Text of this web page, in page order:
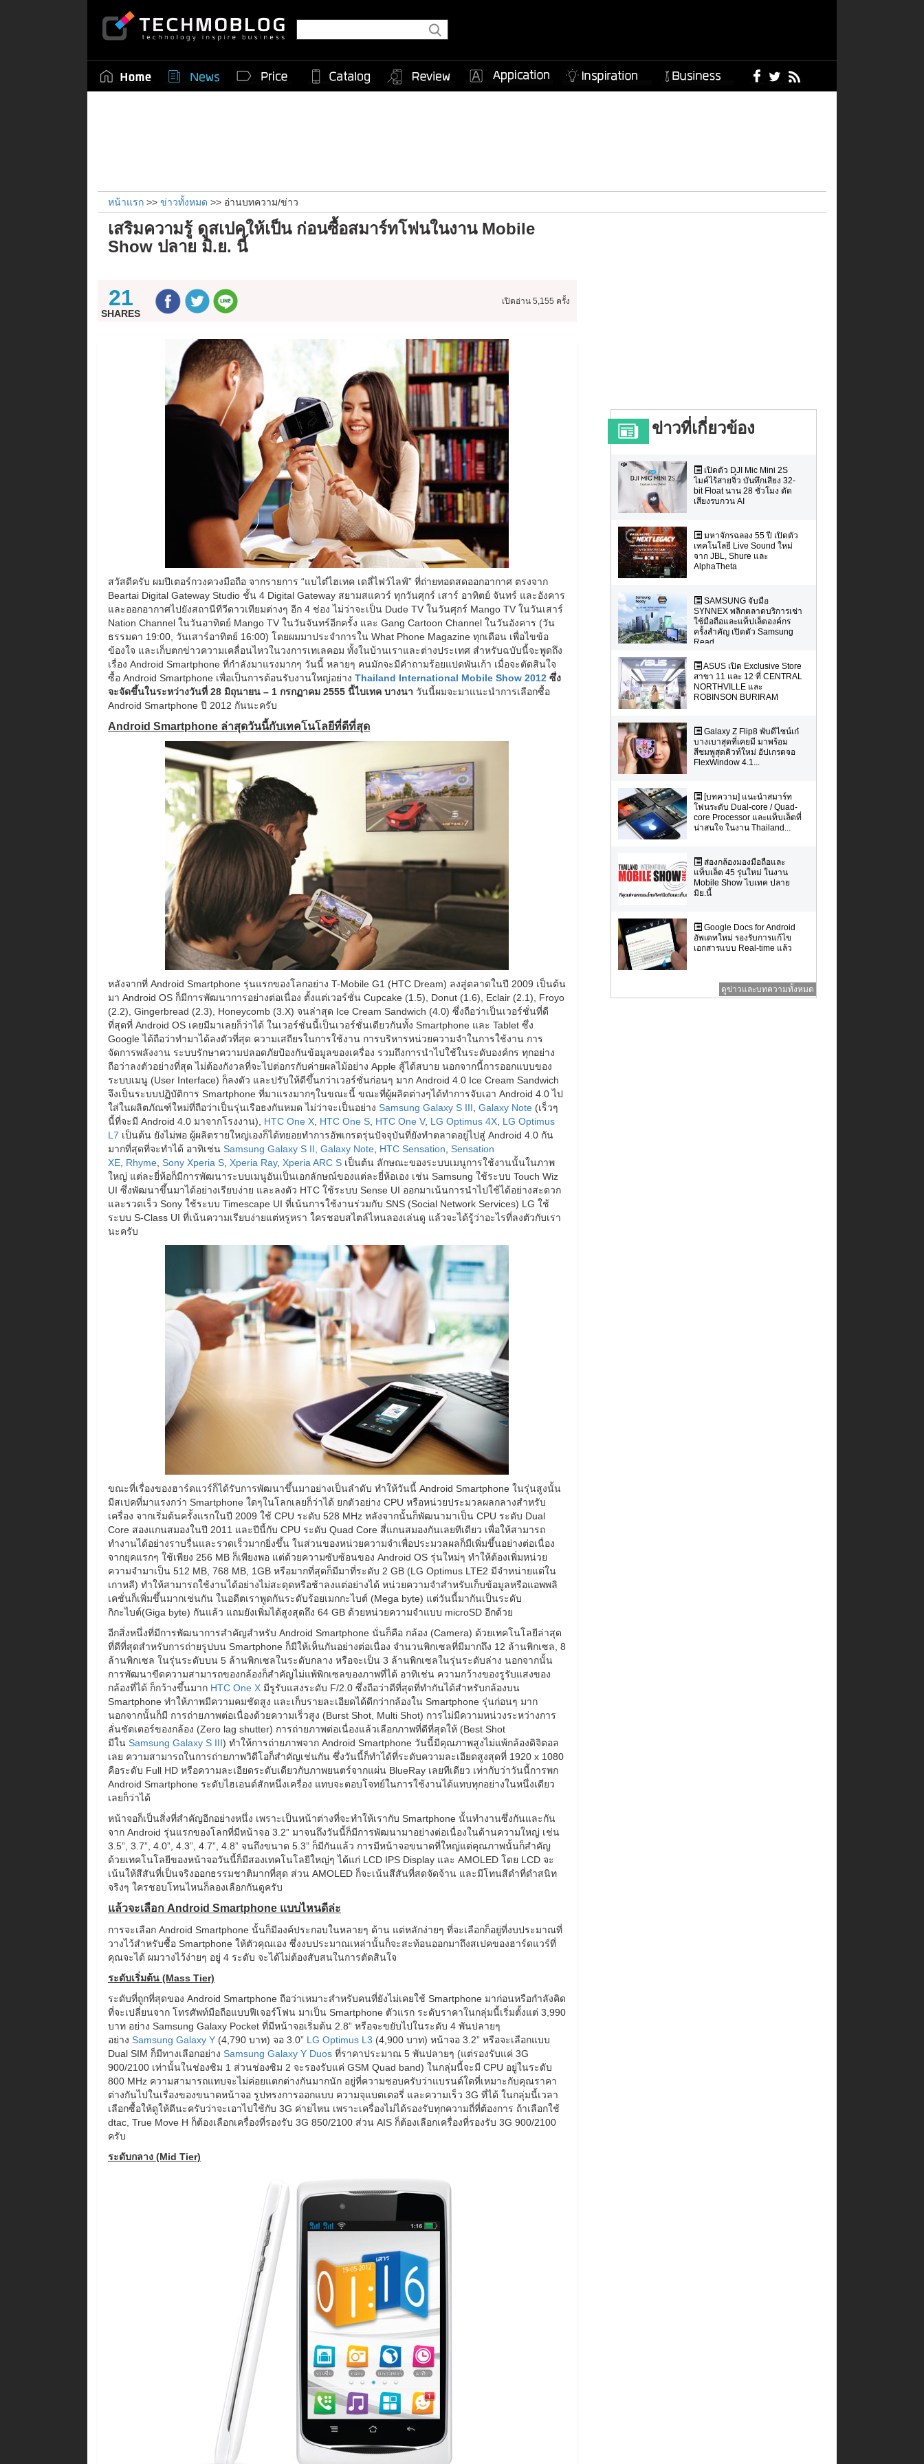
หน้าแรก >> ข่าวทั้งหมด >> อ่านบทความ/ข่าว
เสริมความรู้ ดูสเปคให้เป็น ก่อนซื้อสมาร์ทโฟนในงาน Mobile
Show ปลาย มิ.ย. นี้
21
SHARES
เปิดอ่าน 5,155 ครั้ง
สวัสดีครับ ผมปีเตอร์กวงควงมือถือ จากรายการ “แบไต๋ไฮเทค เดลี่ไฟว์ไลฟ์” ที่ถ่ายทอดสดออกอากาศ ตรงจาก
Beartai Digital Gateway Studio ชั้น 4 Digital Gateway สยามสแควร์ ทุกวันศุกร์ เสาร์ อาทิตย์ จันทร์ และอังคาร
และออกอากาศไปยังสถานีทีวีดาวเทียมต่างๆ อีก 4 ช่อง ไม่ว่าจะเป็น Dude TV ในวันศุกร์ Mango TV ในวันเสาร์
Nation Channel ในวันอาทิตย์ Mango TV ในวันจันทร์อีกครั้ง และ Gang Cartoon Channel ในวันอังคาร (วัน
ธรรมดา 19:00, วันเสาร์อาทิตย์ 16:00) โดยผมมาประจำการใน What Phone Magazine ทุกเดือน เพื่อไขข้อ
ข้องใจ และเก็บตกข่าวความเคลื่อนไหวในวงการเทเลคอม ทั้งในบ้านเราและต่างประเทศ สำหรับฉบับนี้จะพูดถึง
เรื่อง Android Smartphone ที่กำลังมาแรงมากๆ วันนี้ หลายๆ คนมักจะมีคำถามร้อยแปดพันเก้า เมื่อจะตัดสินใจ
ซื้อ Android Smartphone เพื่อเป็นการต้อนรับงานใหญ่อย่าง Thailand International Mobile Show 2012 ซึ่ง
จะจัดขึ้นในระหว่างวันที่ 28 มิถุนายน – 1 กรกฏาคม 2555 นี้ไบเทค บางนา วันนี้ผมจะมาแนะนำการเลือกซื้อ
Android Smartphone ปี 2012 กันนะครับ
Android Smartphone ล่าสุดวันนี้กับเทคโนโลยีที่ดีที่สุด
หลังจากที่ Android Smartphone รุ่นแรกของโลกอย่าง T-Mobile G1 (HTC Dream) ลงสู่ตลาดในปี 2009 เป็นต้น
มา Android OS ก็มีการพัฒนาการอย่างต่อเนื่อง ตั้งแต่เวอร์ชั่น Cupcake (1.5), Donut (1.6), Eclair (2.1), Froyo
(2.2), Gingerbread (2.3), Honeycomb (3.X) จนล่าสุด Ice Cream Sandwich (4.0) ซึ่งถือว่าเป็นเวอร์ชั่นที่ดี
ที่สุดที่ Android OS เคยมีมาเลยก็ว่าได้ ในเวอร์ชั่นนี้เป็นเวอร์ชั่นเดียวกันทั้ง Smartphone และ Tablet ซึ่ง
Google ได้ถือว่าทำมาได้ลงตัวที่สุด ความเสถียรในการใช้งาน การบริหารหน่วยความจำในการใช้งาน การ
จัดการพลังงาน ระบบรักษาความปลอดภัยป้องกันข้อมูลของเครื่อง รวมถึงการนำไปใช้ในระดับองค์กร ทุกอย่าง
ถือว่าลงตัวอย่างที่สุด ไม่ต้องกังวลที่จะไปต่อกรกับค่ายผลไม้อย่าง Apple สู้ได้สบาย นอกจากนี้การออกแบบของ
ระบบเมนู (User Interface) ก็ลงตัว และปรับให้ดีขึ้นกว่าเวอร์ชั่นก่อนๆ มาก Android 4.0 Ice Cream Sandwich
จึงเป็นระบบปฏิบัติการ Smartphone ที่มาแรงมากๆในขณะนี้ ขณะที่ผู้ผลิตต่างๆได้ทำการจับเอา Android 4.0 ไป
ใส่ในผลิตภัณฑ์ใหม่ที่ถือว่าเป็นรุ่นเรือธงกันหมด ไม่ว่าจะเป็นอย่าง Samsung Galaxy S III Galaxy Note (เร็วๆ
นี้ที่จะมี Android 4.0 มาจากโรงงาน), HTC One X HTC One S HTC One V, LG Optimus 4X LG Optimus
L7 เป็นต้น ยังไม่พอ ผู้ผลิตรายใหญ่เองก็ได้ทยอยทำการอัพเกรดรุ่นปัจจุบันที่ยังทำตลาดอยู่ไปสู่ Android 4.0 กัน
มากที่สุดที่จะทำได้ อาทิเช่น Samsung Galaxy S II, Galaxy Note HTC Sensation Sensation
XE Rhyme Sony Xperia S Xperia Ray, Xperia ARC S เป็นต้น ลักษณะของระบบเมนูการใช้งานนั้นในภาพ
ใหญ่ แต่ละยี่ห้อก็มีการพัฒนาระบบเมนูอันเป็นเอกลักษณ์ของแต่ละยี่ห้อเอง เช่น Samsung ใช้ระบบ Touch Wiz
UI ซึ่งพัฒนาขึ้นมาได้อย่างเรียบง่าย และลงตัว HTC ใช้ระบบ Sense UI ออกมาเน้นการนำไปใช้ได้อย่างสะดวก
และรวดเร็ว Sony ใช้ระบบ Timescape UI ที่เน้นการใช้งานร่วมกับ SNS (Social Network Services) LG ใช้
ระบบ S-Class UI ที่เน้นความเรียบง่ายแต่หรูหรา ใครชอบสไตล์ไหนลองเล่นดู แล้วจะได้รู้ว่าอะไรที่ลงตัวกับเรา
นะครับ
ขณะที่เรื่องของฮาร์ดแวร์ก็ได้รับการพัฒนาขึ้นมาอย่างเป็นลำดับ ทำให้วันนี้ Android Smartphone ในรุ่นสูงนั้น
มีสเปคที่มาแรงกว่า Smartphone ใดๆในโลกเลยก็ว่าได้ ยกตัวอย่าง CPU หรือหน่วยประมวลผลกลางสำหรับ
เครื่อง จากเริ่มต้นครั้งแรกในปี 2009 ใช้ CPU ระดับ 528 MHz หลังจากนั้นก็พัฒนามาเป็น CPU ระดับ Dual
Core สองแกนสมองในปี 2011 และปีนี้กับ CPU ระดับ Quad Core สี่แกนสมองกันเลยทีเดียว เพื่อให้สามารถ
ทำงานได้อย่างราบรื่นและรวดเร็วมากยิ่งขึ้น ในส่วนของหน่วยความจำเพื่อประมวลผลก็มีเพิ่มขึ้นอย่างต่อเนื่อง
จากยุคแรกๆ ใช้เพียง 256 MB ก็เพียงพอ แต่ด้วยความซับซ้อนของ Android OS รุ่นใหม่ๆ ทำให้ต้องเพิ่มหน่วย
ความจำมาเป็น 512 MB, 768 MB, 1GB หรือมากที่สุดก็มีมาที่ระดับ 2 GB (LG Optimus LTE2 มีจำหน่ายแต่ใน
เกาหลี) ทำให้สามารถใช้งานได้อย่างไม่สะดุดหรือช้าลงแต่อย่างได้ หน่วยความจำสำหรับเก็บข้อมูลหรือแอพพลิ
เคชั่นก็เพิ่มขึ้นมากเช่นกัน ในอดีตเราพูดกันระดับร้อยเมกกะไบต์ (Mega byte) แต่วันนี้มากันเป็นระดับ
กิกะไบต์(Giga byte) กันแล้ว แถมยังเพิ่มได้สูงสุดถึง 64 GB ด้วยหน่วยความจำแบบ microSD อีกด้วย
อีกสิ่งหนึ่งที่มีการพัฒนาการสำคัญสำหรับ Android Smartphone นั่นก็คือ กล้อง (Camera) ด้วยเทคโนโลยีล่าสุด
ที่ดีที่สุดสำหรับการถ่ายรูปบน Smartphone ก็มีให้เห็นกันอย่างต่อเนื่อง จำนวนพิกเซลที่มีมากถึง 12 ล้านพิกเซล, 8
ล้านพิกเซล ในรุ่นระดับบน 5 ล้านพิกเซลในระดับกลาง หรือจะเป็น 3 ล้านพิกเซลในรุ่นระดับล่าง นอกจากนั้น
การพัฒนาขีดความสามารถของกล้องก็สำคัญไม่แพ้พิกเซลของภาพที่ได้ อาทิเช่น ความกว้างของรูรับแสงของ
กล้องที่ได้ ก็กว้างขึ้นมาก HTC One X มีรูรับแสงระดับ F/2.0 ซึ่งถือว่าดีที่สุดที่ทำกันได้สำหรับกล้องบน
Smartphone ทำให้ภาพมีความคมชัดสูง และเก็บรายละเอียดได้ดีกว่ากล้องใน Smartphone รุ่นก่อนๆ มาก
นอกจากนั้นก็มี การถ่ายภาพต่อเนื่องด้วยความเร็วสูง (Burst Shot, Multi Shot) การไม่มีความหน่วงระหว่างการ
ลั่นชัตเตอร์ของกล้อง (Zero lag shutter) การถ่ายภาพต่อเนื่องแล้วเลือกภาพที่ดีที่สุดให้ (Best Shot
มีใน Samsung Galaxy S III) ทำให้การถ่ายภาพจาก Android Smartphone วันนี้มีคุณภาพสูงไม่แพ้กล้องดิจิตอล
เลย ความสามารถในการถ่ายภาพวิดีโอก็สำคัญเช่นกัน ซึ่งวันนี้ก็ทำได้ที่ระดับความละเอียดสูงสุดที่ 1920 x 1080
คือระดับ Full HD หรือความละเอียดระดับเดียวกับภาพยนตร์จากแผ่น BlueRay เลยทีเดียว เท่ากับว่าวันนี้การพก
Android Smartphone ระดับไฮเอนด์สักหนึ่งเครื่อง แทบจะตอบโจทย์ในการใช้งานได้แทบทุกอย่างในหนึ่งเดียว
เลยก็ว่าได้
หน้าจอก็เป็นสิ่งที่สำคัญอีกอย่างหนึ่ง เพราะเป็นหน้าต่างที่จะทำให้เรากับ Smartphone นั้นทำงานซึ่งกันและกัน
จาก Android รุ่นแรกของโลกที่มีหน้าจอ 3.2” มาจนถึงวันนี้ก็มีการพัฒนามาอย่างต่อเนื่องในด้านความใหญ่ เช่น
3.5”, 3.7”, 4.0”, 4.3”, 4.7”, 4.8” จนถึงขนาด 5.3” ก็มีกันแล้ว การมีหน้าจอขนาดที่ใหญ่แต่คุณภาพนั้นก็สำคัญ
ด้วยเทคโนโลยีของหน้าจอวันนี้ก็มีสองเทคโนโลยีใหญ่ๆ ได้แก่ LCD IPS Display และ AMOLED โดย LCD จะ
เน้นให้สีสันที่เป็นจริงออกธรรมชาติมากที่สุด ส่วน AMOLED ก็จะเน้นสีสันที่สดจัดจ้าน และมีโทนสีดำที่ดำสนิท
จริงๆ ใครชอบโทนไหนก็ลองเลือกกันดูครับ
แล้วจะเลือก Android Smartphone แบบไหนดีล่ะ
การจะเลือก Android Smartphone นั้นก็มีองค์ประกอบในหลายๆ ด้าน แต่หลักง่ายๆ ที่จะเลือกก็อยู่ที่งบประมาณที่
วางไว้สำหรับซื้อ Smartphone ให้ตัวคุณเอง ซึ่งงบประมาณเหล่านั้นก็จะสะท้อนออกมาถึงสเปคของฮาร์ดแวร์ที่
คุณจะได้ ผมวางไว้ง่ายๆ อยู่ 4 ระดับ จะได้ไม่ต้องสับสนในการตัดสินใจ
ระดับเริ่มต้น (Mass Tier)
ระดับที่ถูกที่สุดของ Android Smartphone ถือว่าเหมาะสำหรับคนที่ยังไม่เคยใช้ Smartphone มาก่อนหรือกำลังคิด
ที่จะเปลี่ยนจาก โทรศัพท์มือถือแบบฟีเจอร์โฟน มาเป็น Smartphone ตัวแรก ระดับราคาในกลุ่มนี้เริ่มตั้งแต่ 3,990
บาท อย่าง Samsung Galaxy Pocket ที่มีหน้าจอเริ่มต้น 2.8” หรือจะขยับไปในระดับ 4 พันปลายๆ
อย่าง Samsung Galaxy Y (4,790 บาท) จอ 3.0” LG Optimus L3 (4,900 บาท) หน้าจอ 3.2” หรือจะเลือกแบบ
Dual SIM ก็มีทางเลือกอย่าง Samsung Galaxy Y Duos ที่ราคาประมาณ 5 พันปลายๆ (แต่รองรับแค่ 3G
900/2100 เท่านั้นในช่องซิม 1 ส่วนช่องซิม 2 จะรองรับแค่ GSM Quad band) ในกลุ่มนี้จะมี CPU อยู่ในระดับ
800 MHz ความสามารถแทบจะไม่ค่อยแตกต่างกันมากนัก อยู่ที่ความชอบครับว่าแบรนด์ใดที่เหมาะกับคุณราคา
ต่างกันไปในเรื่องของขนาดหน้าจอ รูปทรงการออกแบบ ความจุแบตเตอรี่ และความเร็ว 3G ที่ได้ ในกลุ่มนี้เวลา
เลือกซื้อให้ดูให้ดีนะครับว่าจะเอาไปใช้กับ 3G ค่ายไหน เพราะเครื่องไม่ได้รองรับทุกความถี่ที่ต้องการ ถ้าเลือกใช้
dtac, True Move H ก็ต้องเลือกเครื่องที่รองรับ 3G 850/2100 ส่วน AIS ก็ต้องเลือกเครื่องที่รองรับ 3G 900/2100
ครับ
ระดับกลาง (Mid Tier)
ข่าวที่เกี่ยวข้อง
เปิดตัว DJI Mic Mini 2S
ไมค์ไร้สายจิ๋ว บันทึกเสียง 32-
bit Float นาน 28 ชั่วโมง ตัด
เสียงรบกวน AI
มหาจักรฉลอง 55 ปี เปิดตัว
เทคโนโลยี Live Sound ใหม่
จาก JBL, Shure และ
AlphaTheta
SAMSUNG จับมือ
SYNNEX พลิกตลาดบริการเช่า
ใช้มือถือและแท็ปเล็ตองค์กร
ครั้งสำคัญ เปิดตัว Samsung
Read...
ASUS เปิด Exclusive Store
สาขา 11 และ 12 ที่ CENTRAL
NORTHVILLE และ
ROBINSON BURIRAM
Galaxy Z Flip8 พับดีไซน์เก๋
บางเบาสุดที่เคยมี มาพร้อม
สีชมพูสุดคิวท์ใหม่ อัปเกรดจอ
FlexWindow 4.1...
[บทความ] แนะนำสมาร์ท
โฟนระดับ Dual-core / Quad-
core Processor และแท็บเล็ตที่
น่าสนใจ ในงาน Thailand...
ส่องกล้องมองมือถือและ
แท็บเล็ต 45 รุ่นใหม่ ในงาน
Mobile Show ไบเทค ปลาย
มิย.นี้
Google Docs for Android
อัพเดทใหม่ รองรับการแก้ไข
เอกสารแบบ Real-time แล้ว
ดูข่าวและบทความทั้งหมด